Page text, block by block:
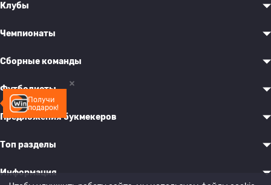
Получи
подарок!
Клубы
Чемпионаты
Сборные команды
Футболисты
Предложения букмекеров
Топ разделы
Информация